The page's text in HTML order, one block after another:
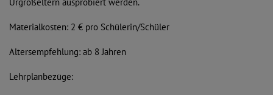
Diese Website nutzt Matomo Analytics für die Auswertung der
ausschließlich auf unseren eigenen Servern gespeichert. Eine
AnonymizeIP zur Anonymisierung Ihrer IP-Adresse, so dass diese gekürzt
wird und nicht mehr Ihrem Besuch auf unserer Internetseite zugeordnet
Materialkosten: 2 € pro Schülerin/Schüler
Altersempfehlung: ab 8 Jahren
Lehrplanbezüge: